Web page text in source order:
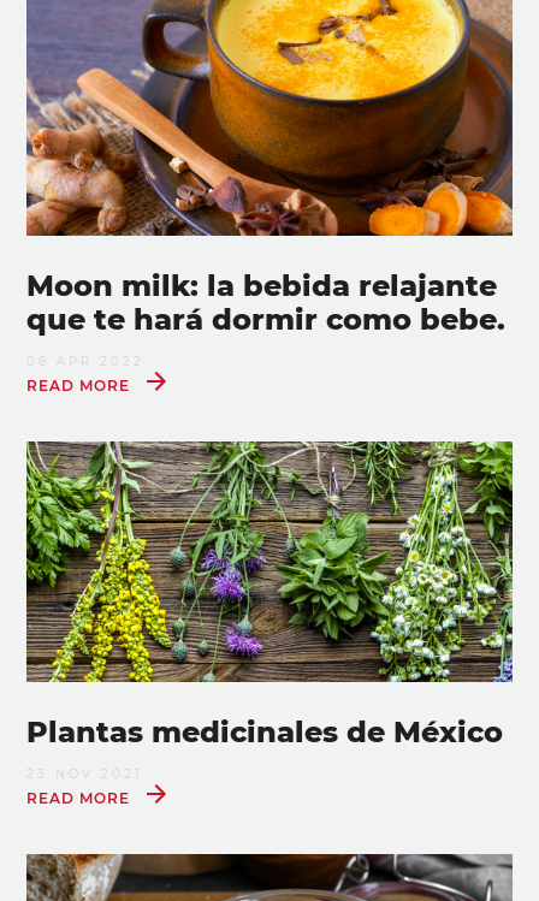
Moon milk: la bebida relajante
que te hará dormir como bebe.
06 APR 2022
READ MORE
Plantas medicinales de México
23 NOV 2021
READ MORE